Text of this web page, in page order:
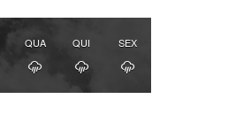
QUA QUI SEX